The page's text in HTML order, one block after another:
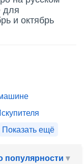
для
и октябрь
Показать ещё
популярности